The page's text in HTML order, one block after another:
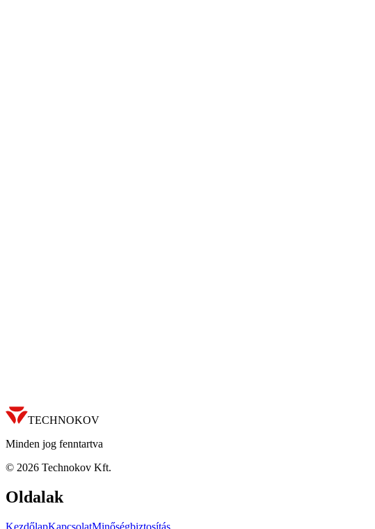
TECHNOKOV
Minden jog fenntartva
© 2026 Technokov Kft.
Oldalak